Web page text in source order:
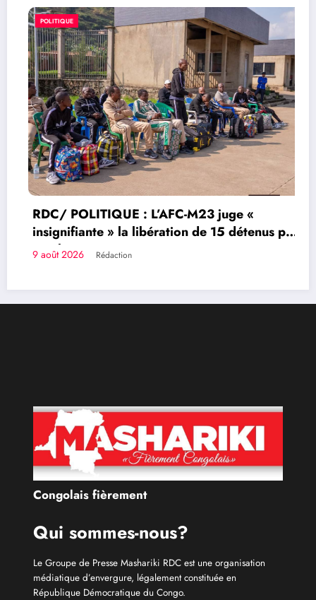
POLITIQUE
RDC/ POLITIQUE : L’AFC-M23 juge «
insignifiante » la libération de 15 détenus par
Kinshasa
9 août 2026 Rédaction
Congolais fièrement
Qui sommes-nous?
Le Groupe de Presse Mashariki RDC est une organisation
médiatique d’envergure, légalement constituée en
République Démocratique du Congo.